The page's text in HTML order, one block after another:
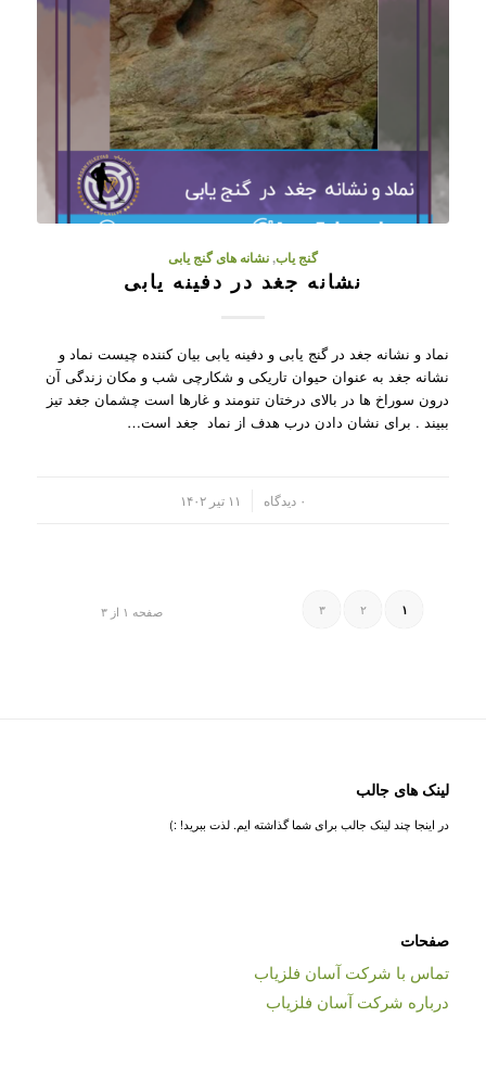
گنج یاب,نشانه های گنج یابی
نشانه جغد در دفینه یابی
نماد و نشانه جغد در گنج یابی و دفینه یابی بیان کننده چیست نماد و
نشانه جغد به عنوان حیوان تاریکی و شکارچی شب و مکان زندگی آن
درون سوراخ ها در بالای درختان تنومند و غارها است چشمان جغد تیز
ببیند . برای نشان دادن درب هدف از نماد جغد است…
۰ دیدگاه ۱۱ تیر ۱۴۰۲
صفحه ۱ از ۳ ۱ ۲ ۳
لینک های جالب
در اینجا چند لینک جالب برای شما گذاشته ایم. لذت ببرید! :)
صفحات
تماس با شرکت آسان فلزیاب
درباره شرکت آسان فلزیاب